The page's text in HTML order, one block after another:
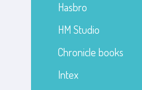
Hasbro
HM Studio
Chronicle books
Intex